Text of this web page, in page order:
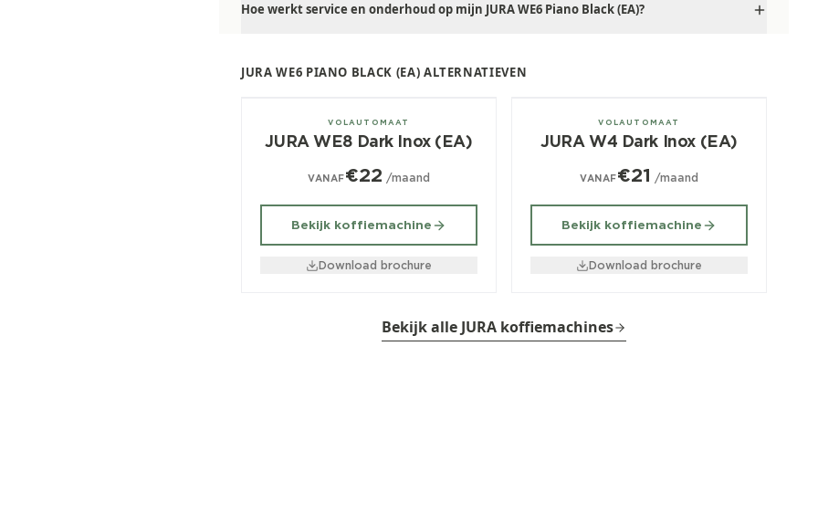
Hoe werkt service en onderhoud op mijn JURA WE6 Piano Black (EA)?
JURA WE6 PIANO BLACK (EA) ALTERNATIEVEN
VOLAUTOMAAT
JURA WE8 Dark Inox (EA)
VANAF€22 /maand
Bekijk koffiemachine
Download brochure
VOLAUTOMAAT
JURA W4 Dark Inox (EA)
VANAF€21 /maand
Bekijk koffiemachine
Download brochure
Bekijk alle JURA koffiemachines